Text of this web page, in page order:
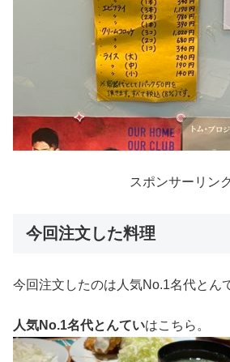
スポンサーリンク
今回注文した料理
今回注文したのは人気No.1名代とん
人気No.1名代とんていはこちら。